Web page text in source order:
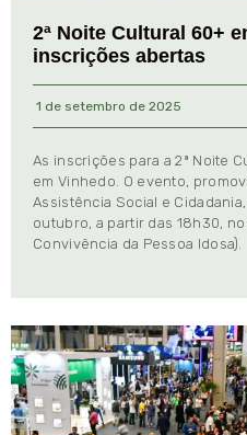
2ª Noite Cultural 60+
inscrições abertas
1 de setembro de 2025
As inscrições para a 2ª Noite
em Vinhedo. O evento,
Assistência Social e
outubro, a partir das 18h30,
Convivência da Pessoa Idosa).